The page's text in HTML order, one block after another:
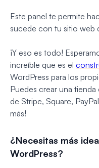
Este panel te permite
sucede con tu sitio web
¡Y eso es todo!
increíble que es el
WordPress para los
Puedes crear una
de Stripe, Square,
más!
¿Necesitas más
WordPress?